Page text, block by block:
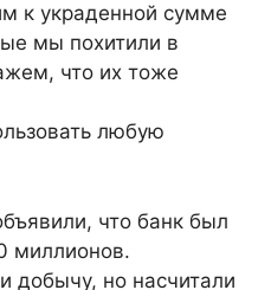
к украденной сумме
мы похитили в
что их тоже
любую
что банк был
миллионов.
добычу, но насчитали